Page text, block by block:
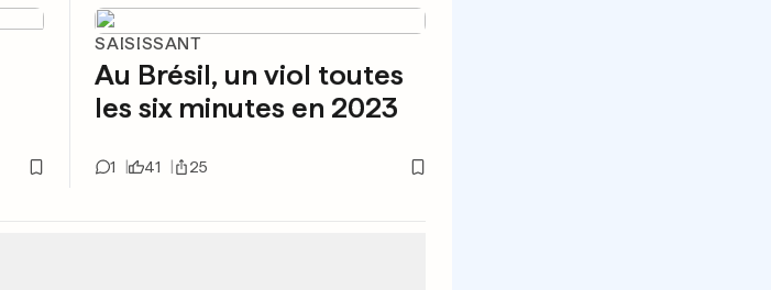
SAISISSANT
Au Brésil, un viol toutes
les six minutes en 2023
1 41 25